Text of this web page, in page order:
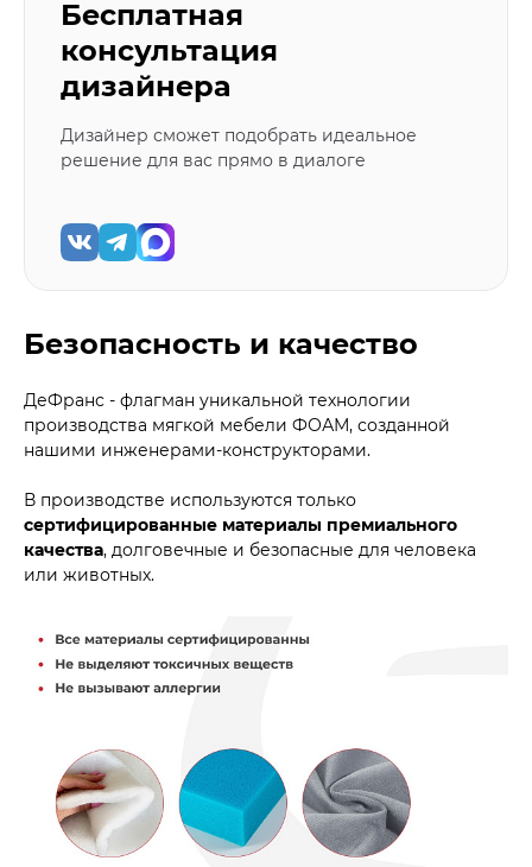
Бесплатная
консультация
дизайнера
Дизайнер сможет подобрать идеальное
решение для вас прямо в диалоге
Безопасность и качество
ДеФранс - флагман уникальной технологии
производства мягкой мебели ФОАМ, созданной
нашими инженерами-конструкторами.
В производстве используются только
сертифицированные материалы премиального
качества, долговечные и безопасные для человека
или животных.